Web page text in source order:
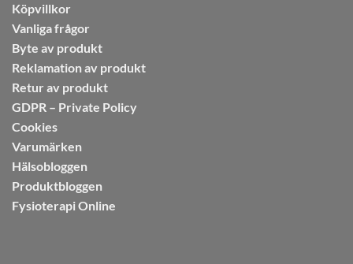
Köpvillkor
Vanliga frågor
Byte av produkt
Reklamation av produkt
Retur av produkt
GDPR – Private Policy
Cookies
Varumärken
Hälsobloggen
Produktbloggen
Fysioterapi Online